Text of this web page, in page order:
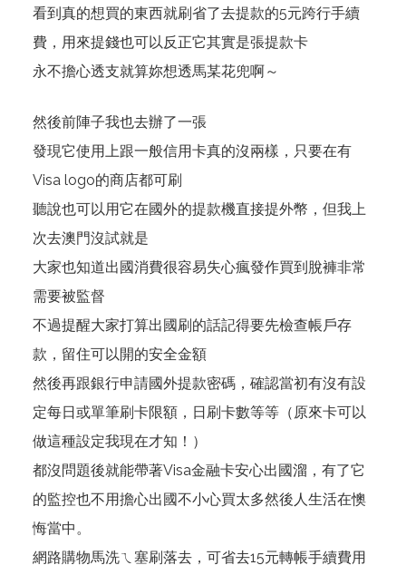
看到真的想買的東西就刷省了去提款的5元跨行手續
費，用來提錢也可以反正它其實是張提款卡
永不擔心透支就算妳想透馬某花兜啊～
然後前陣子我也去辦了一張
發現它使用上跟一般信用卡真的沒兩樣，只要在有
Visa logo的商店都可刷
聽說也可以用它在國外的提款機直接提外幣，但我上
次去澳門沒試就是
大家也知道出國消費很容易失心瘋發作買到脫褲非常
需要被監督
不過提醒大家打算出國刷的話記得要先檢查帳戶存
款，留住可以開的安全金額
然後再跟銀行申請國外提款密碼，確認當初有沒有設
定每日或單筆刷卡限額，日刷卡數等等（原來卡可以
做這種設定我現在才知！）
都沒問題後就能帶著Visa金融卡安心出國溜，有了它
的監控也不用擔心出國不小心買太多然後人生活在懊
悔當中。
網路購物馬洗ㄟ塞刷落去，可省去15元轉帳手續費用